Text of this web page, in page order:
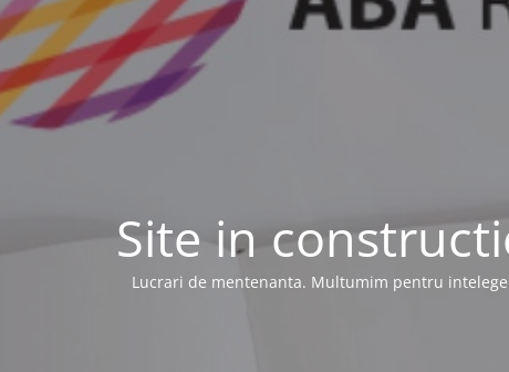
Site in
Lucrari de mentenanta. Multumim pentru